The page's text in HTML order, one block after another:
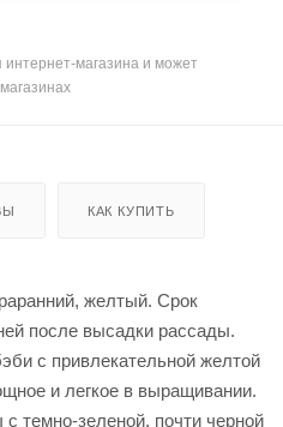
интернет-магазина и может
КАК КУПИТЬ
желтый. Срок
после высадки рассады.
с привлекательной желтой
и легкое в выращивании.
темно-зеленой, почти черной